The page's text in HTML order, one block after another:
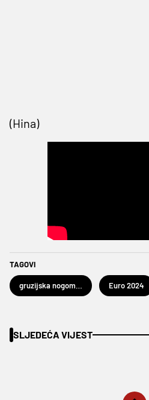
(Hina)
TAGOVI
Euro 2024
SLJEDEĆA VIJEST